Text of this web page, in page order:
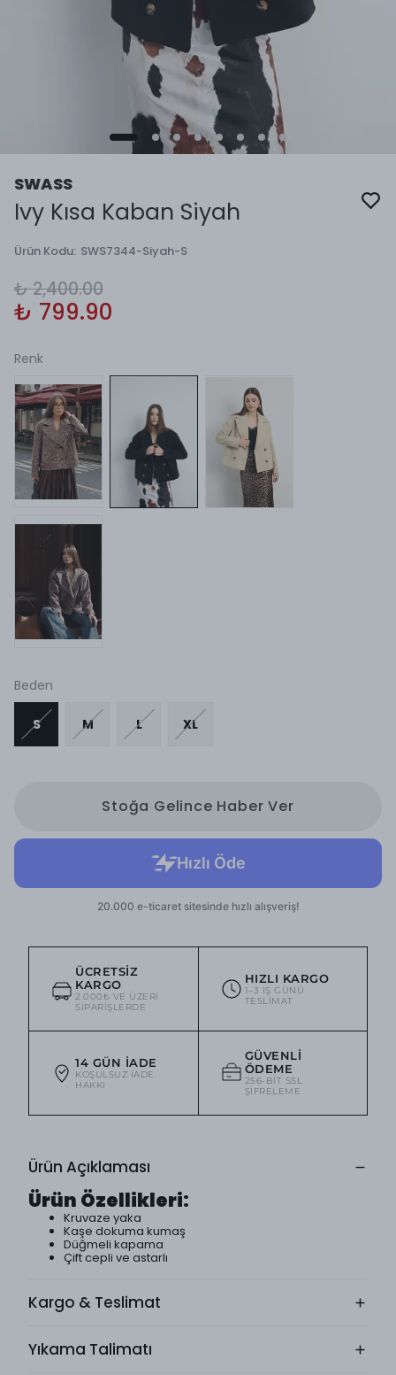
SWASS
Ivy Kısa Kaban Siyah
Ürün Kodu: SWS7344-Siyah-S
₺ 2,400.00
₺ 799.90
Renk
Beden
S M L XL
Stoğa Gelince Haber Ver
ÜCRETSIZ
KARGO
2.000₺ VE ÜZERI
SIPARIŞLERDE
HIZLI KARGO
1–3 IŞ GÜNÜ
TESLIMAT
14 GÜN İADE
KOŞULSUZ IADE
HAKKI
GÜVENLI
ÖDEME
256-BIT SSL
ŞIFRELEME
Ürün Açıklaması
Ürün Özellikleri:
Kruvaze yaka
Kaşe dokuma kumaş
Düğmeli kapama
Çift cepli ve astarlı
Kargo & Teslimat
Yıkama Talimatı